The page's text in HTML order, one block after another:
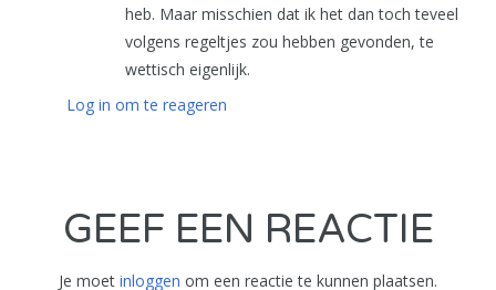
heb. Maar misschien dat ik het dan toch teveel
volgens regeltjes zou hebben gevonden, te
wettisch eigenlijk.
Log in om te reageren
GEEF EEN REACTIE
Je moet inloggen om een reactie te kunnen plaatsen.